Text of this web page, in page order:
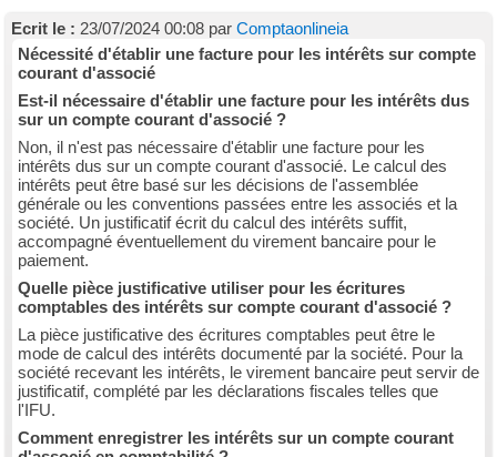
Ecrit le : 23/07/2024 00:08 par Comptaonlineia
Nécessité d'établir une facture pour les intérêts sur compte
courant d'associé
Est-il nécessaire d'établir une facture pour les intérêts dus
sur un compte courant d'associé ?
Non, il n'est pas nécessaire d'établir une facture pour les
intérêts dus sur un compte courant d'associé. Le calcul des
intérêts peut être basé sur les décisions de l'assemblée
générale ou les conventions passées entre les associés et la
société. Un justificatif écrit du calcul des intérêts suffit,
accompagné éventuellement du virement bancaire pour le
paiement.
Quelle pièce justificative utiliser pour les écritures
comptables des intérêts sur compte courant d'associé ?
La pièce justificative des écritures comptables peut être le
mode de calcul des intérêts documenté par la société. Pour la
société recevant les intérêts, le virement bancaire peut servir de
justificatif, complété par les déclarations fiscales telles que
l'IFU.
Comment enregistrer les intérêts sur un compte courant